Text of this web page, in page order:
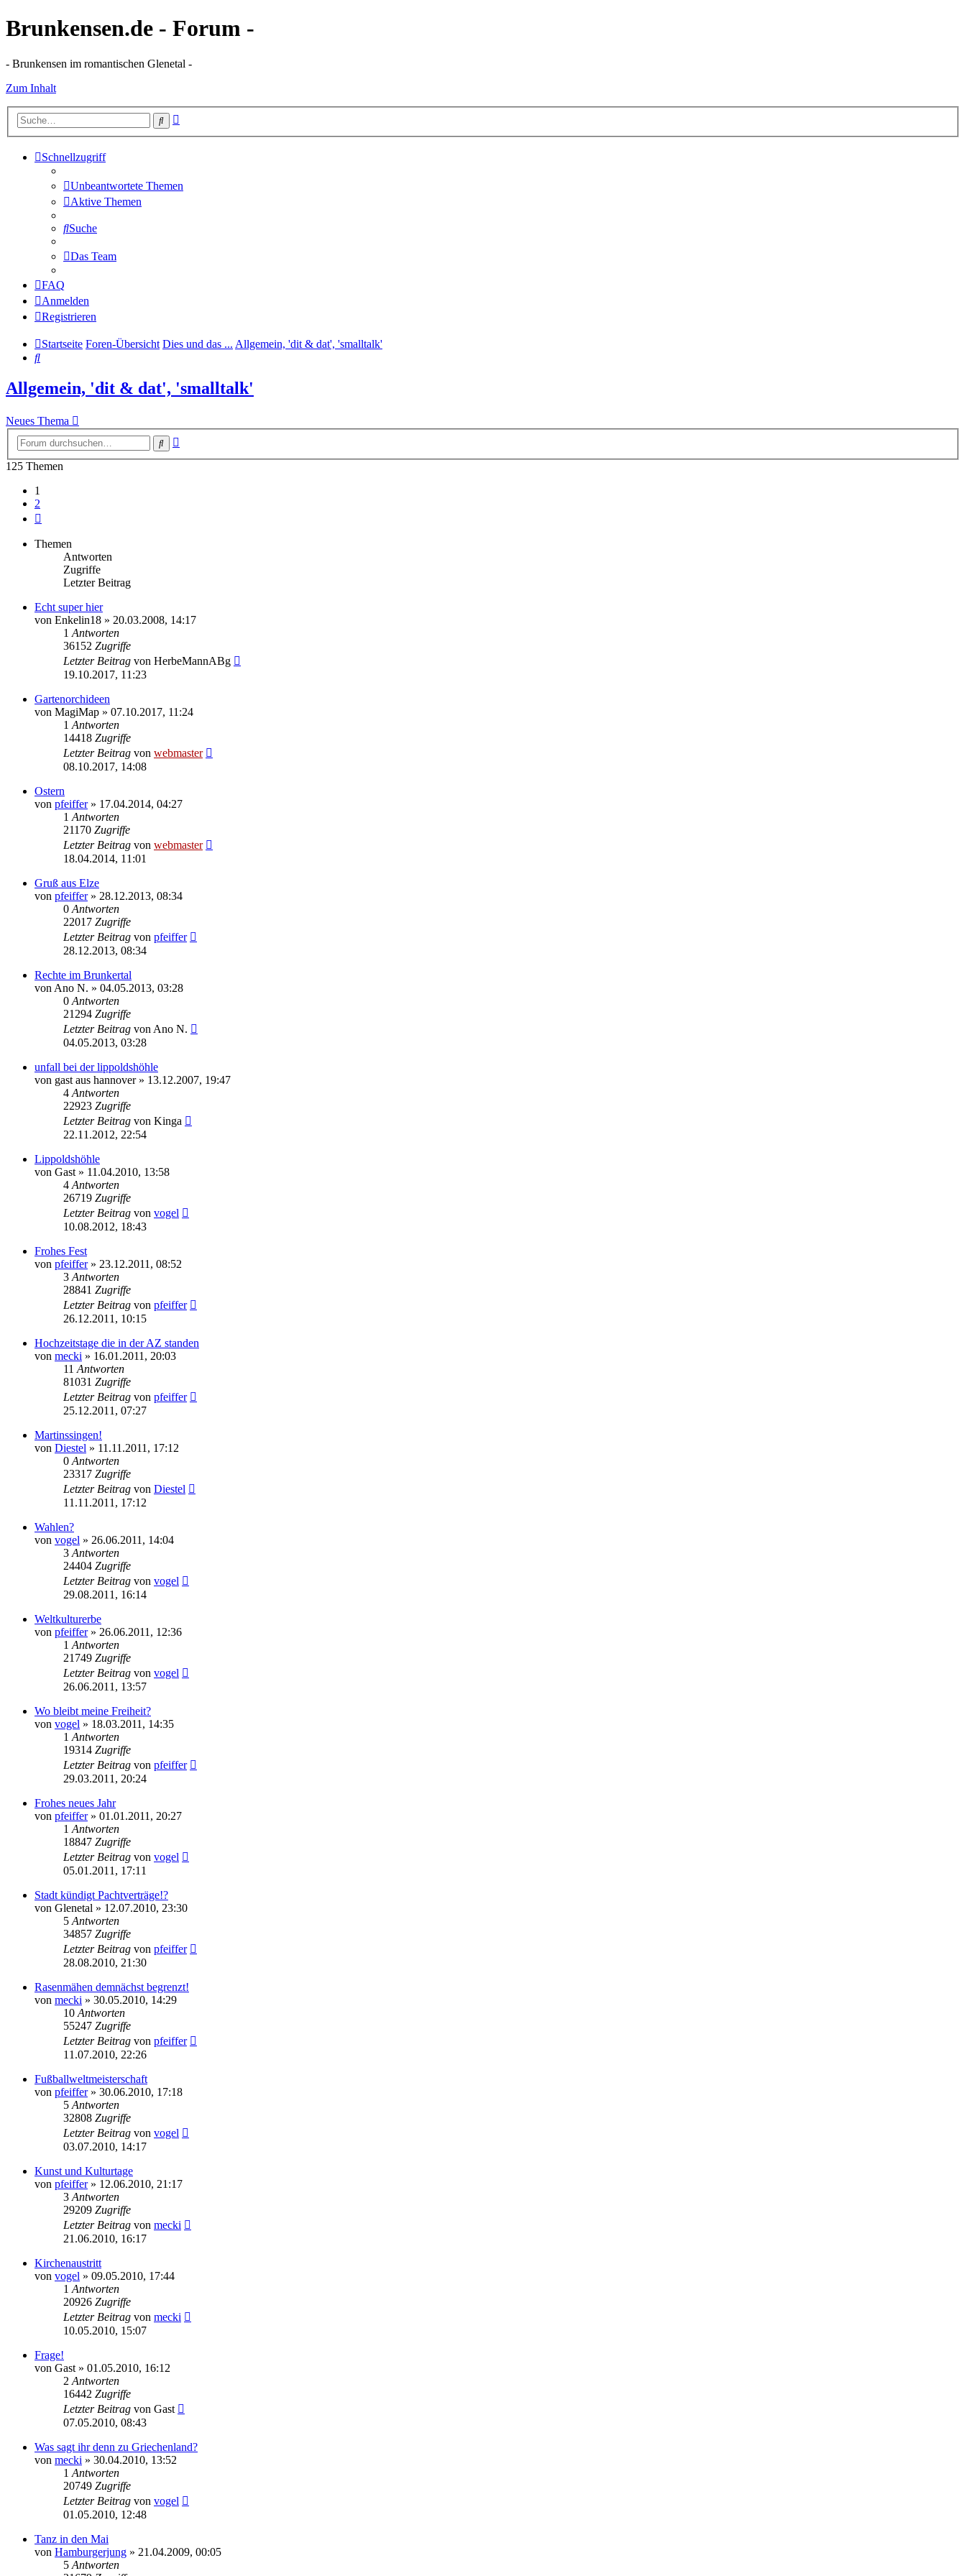
Brunkensen.de - Forum -
- Brunkensen im romantischen Glenetal -
Zum Inhalt
Suche
Schnellzugriff
Unbeantwortete Themen
Aktive Themen
Suche
Das Team
FAQ
Anmelden
Registrieren
Startseite Foren-Übersicht Dies und das ... Allgemein, 'dit & dat', 'smalltalk'
Suche
Allgemein, 'dit & dat', 'smalltalk'
Neues Thema
Suche
125 Themen
1
2
Themen
Antworten
Zugriffe
Letzter Beitrag
Echt super hier
von Enkelin18 » 20.03.2008, 14:17
1 Antworten
36152 Zugriffe
Letzter Beitrag von HerbeMannABg
19.10.2017, 11:23
Gartenorchideen
von MagiMap » 07.10.2017, 11:24
1 Antworten
14418 Zugriffe
Letzter Beitrag von webmaster
08.10.2017, 14:08
Ostern
von pfeiffer» 17.04.2014, 04:27
1 Antworten
21170 Zugriffe
Letzter Beitrag von webmaster
18.04.2014, 11:01
Gruß aus Elze
von pfeiffer» 28.12.2013, 08:34
0 Antworten
22017 Zugriffe
Letzter Beitrag von pfeiffer
28.12.2013, 08:34
Rechte im Brunkertal
von Ano N. » 04.05.2013, 03:28
0 Antworten
21294 Zugriffe
Letzter Beitrag von Ano N.
04.05.2013, 03:28
unfall bei der lippoldshöhle
von gast aus hannover» 13.12.2007, 19:47
4 Antworten
22923 Zugriffe
Letzter Beitrag von Kinga
22.11.2012, 22:54
Lippoldshöhle
von Gast » 11.04.2010, 13:58
4 Antworten
26719 Zugriffe
Letzter Beitrag von vogel
10.08.2012, 18:43
Frohes Fest
von pfeiffer» 23.12.2011, 08:52
3 Antworten
28841 Zugriffe
Letzter Beitrag von pfeiffer
26.12.2011, 10:15
Hochzeitstage die in der AZ standen
von mecki » 16.01.2011, 20:03
11 Antworten
81031 Zugriffe
Letzter Beitrag von pfeiffer
25.12.2011, 07:27
Martinssingen!
von Diestel » 11.11.2011, 17:12
0 Antworten
23317 Zugriffe
Letzter Beitrag von Diestel
11.11.2011, 17:12
Wahlen?
von vogel » 26.06.2011, 14:04
3 Antworten
24404 Zugriffe
Letzter Beitrag von vogel
29.08.2011, 16:14
Weltkulturerbe
von pfeiffer» 26.06.2011, 12:36
1 Antworten
21749 Zugriffe
Letzter Beitrag von vogel
26.06.2011, 13:57
Wo bleibt meine Freiheit?
von vogel » 18.03.2011, 14:35
1 Antworten
19314 Zugriffe
Letzter Beitrag von pfeiffer
29.03.2011, 20:24
Frohes neues Jahr
von pfeiffer» 01.01.2011, 20:27
1 Antworten
18847 Zugriffe
Letzter Beitrag von vogel
05.01.2011, 17:11
Stadt kündigt Pachtverträge!?
von Glenetal » 12.07.2010, 23:30
5 Antworten
34857 Zugriffe
Letzter Beitrag von pfeiffer
28.08.2010, 21:30
Rasenmähen demnächst begrenzt!
von mecki » 30.05.2010, 14:29
10 Antworten
55247 Zugriffe
Letzter Beitrag von pfeiffer
11.07.2010, 22:26
Fußballweltmeisterschaft
von pfeiffer» 30.06.2010, 17:18
5 Antworten
32808 Zugriffe
Letzter Beitrag von vogel
03.07.2010, 14:17
Kunst und Kulturtage
von pfeiffer» 12.06.2010, 21:17
3 Antworten
29209 Zugriffe
Letzter Beitrag von mecki
21.06.2010, 16:17
Kirchenaustritt
von vogel » 09.05.2010, 17:44
1 Antworten
20926 Zugriffe
Letzter Beitrag von mecki
10.05.2010, 15:07
Frage!
von Gast » 01.05.2010, 16:12
2 Antworten
16442 Zugriffe
Letzter Beitrag von Gast
07.05.2010, 08:43
Was sagt ihr denn zu Griechenland?
von mecki » 30.04.2010, 13:52
1 Antworten
20749 Zugriffe
Letzter Beitrag von vogel
01.05.2010, 12:48
Tanz in den Mai
von Hamburgerjung » 21.04.2009, 00:05
5 Antworten